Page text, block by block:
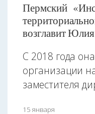
Пермский
возглавит
С 2018 года
организации
заместителя
15 января